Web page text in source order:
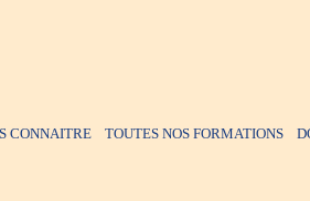
CONNAITRE TOUTES NOS FORMATIONS